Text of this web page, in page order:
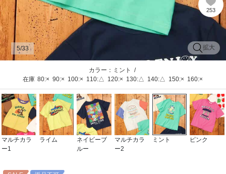
253
拡大
5/33
カラー：ミント
/
在庫 80:× 90:× 100:× 110:△ 120:× 130:△ 140:△ 150:× 160:×
マルチカラ
ー1
ライム
ネイビーブ
ルー
マルチカラ
ー2
ミント ピンク